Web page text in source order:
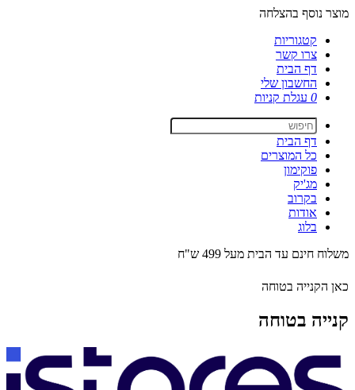
מוצר נוסף בהצלחה
קטגוריות
צרו קשר
דף הבית
החשבון שלי
0 עגלת קניות
דף הבית
כל המוצרים
פוקימון
מג'יק
בקרוב
אודות
בלוג
משלוח חינם עד הבית מעל 499 ש"ח
כאן הקנייה בטוחה
קנייה בטוחה